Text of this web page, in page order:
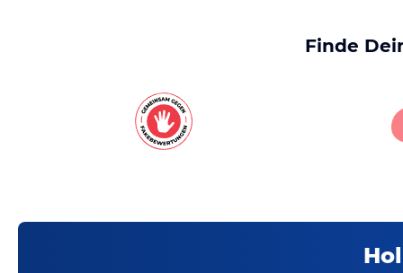
Finde